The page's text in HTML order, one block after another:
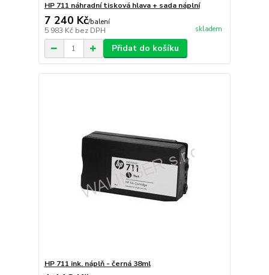
HP 711 náhradní tisková hlava + sada náplní
7 240 Kč/balení
5 983 Kč bez DPH skladem
Přidat do košíku
HP 711 ink. náplň - černá 38ml